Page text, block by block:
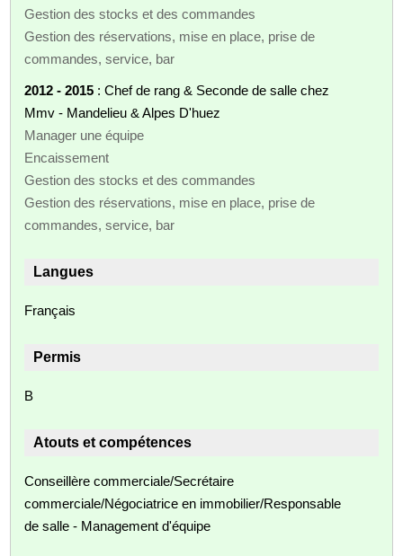
Gestion des stocks et des commandes
Gestion des réservations, mise en place, prise de
commandes, service, bar
2012 - 2015 : Chef de rang & Seconde de salle chez
Mmv - Mandelieu & Alpes D'huez
Manager une équipe
Encaissement
Gestion des stocks et des commandes
Gestion des réservations, mise en place, prise de
commandes, service, bar
Langues
Français
Permis
B
Atouts et compétences
Conseillère commerciale/Secrétaire
commerciale/Négociatrice en immobilier/Responsable
de salle - Management d'équipe